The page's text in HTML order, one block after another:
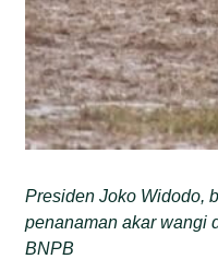
Presiden Joko Widodo,
penanaman akar wangi
BNPB